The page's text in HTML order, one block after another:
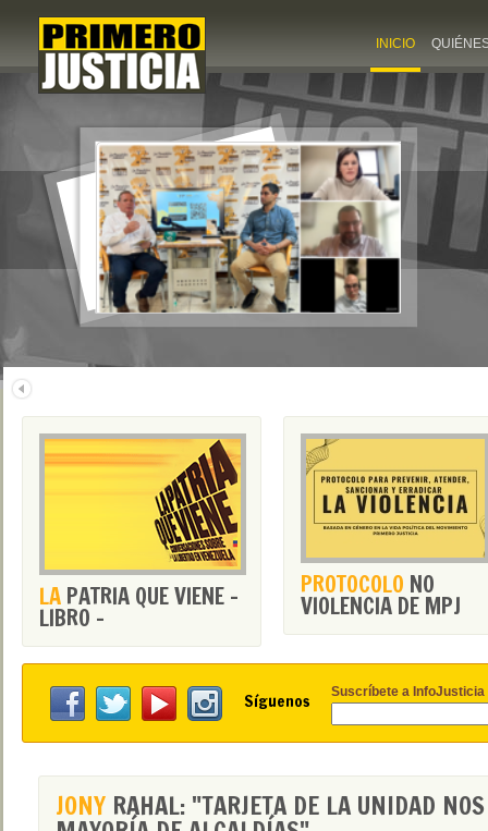
INICIO
LA PATRIA QUE VIENE -
LIBRO -
PROTOCOLO NO
VIOLENCIA DE MPJ
Síguenos Suscríbete a InfoJusticia
JONY RAHAL: "TARJETA DE LA UNIDAD